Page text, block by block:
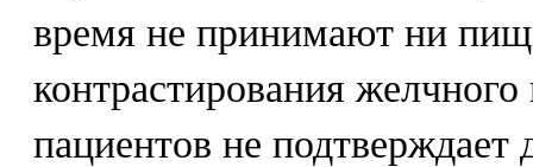
время не принимают ни
контрастирования
пациентов не подтверждает